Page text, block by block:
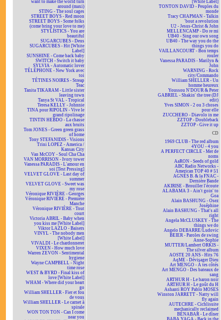
want to make the world turn
around (maxi)
STING - The soul cages
STREET BOYS - Red moon
STREET BOYS - Some folks
(come bring your love to me)
STYLISTICS - You are
beautiful
SUGARCUBES - Deus
SUGARCUBES - Hit [White
Label]
SUNSHINE - Come back baby
SWITCH - Switch it baby
SYLVIA - Automatic lover
TÉLÉPHONE - New York avec
toi
TÉTINES NOIRES - Streap
Teac
Tanita TIKARAM - Little sister
leaving town
Tanya St VAL - Tropical
Teresa KELLY - Johnnie
TINA pour RIPOLIN - Vive le
grand ripolinage
TINTIN HEBDO - La chasse
aux bruits
Tom JONES - Green green grass
of home
Tony STEFANIDIS - Visions
Trini LOPEZ - America /
Kansas City
Van McCOY - Soul Cha Cha
VAN MORRISON - Ivory tower
Vanessa PARADIS - L'amour en
soi [Test Pressing]
VELVET GLOVE - Last day of
summer
VELVET GLOVE - Sweet was
my rose
Véronique RIVIÈRE - Georges
Véronique RIVIÈRE - Première
Manche
Véronique RIVIÈRE - Tout
court
Victoria ABRIL - Baby when
you kiss me [White Label]
Viktor LAZLO - Baisers
VINYL - The nobody men
[White Label]
VIVALDI - Le chardonneret
VIXEN - How much love
Warren ZEVON - Sentimental
hygiene
Wayne CAMPBELL - Night
time rose
WEST & BYRD - Final kiss of
love [White Label]
WHAM - Where did your heart
go
William SHELLER - Fier et fou
de vous
William SHELLER - Le carnet à
spirale
WON TON TON - Can I come
near you
[White Label]
TONTON DAVID - Peuples du
monde
Tracy CHAPMAN - Talkin
'bout a revolution
U2 - Jesus-Christ & John
MELLENCAMP - Do re mi
UB40 - Sing our own song
UB40 - The way you do the
things you do
VAILLANCOURT - Bon temps
rouler
Vanessa PARADIS - Marilyn &
John
WARNING - Rock
city/Commando
William SHELLER - Un
homme heureux
Youssou N'DOUR & Peter
GABRIEL - Shakin' the tree (DJ
edit)
Yves SIMON - 2 ou 3 choses
pour elle
ZUCCHERO - Diavolo in me
ZZTOP - Doubleback
ZZTOP - Give it up
CD
1969 CLUB - The red album
4YOU - 4 you
A PERFECT CIRCLE - Mer de
noms
AaRON - Seeds of gold
ABC Radio Networks -
American TOP 40 # 51
AGNÈS B. & la FNAC -
Dernière Bande
AKIRISE - Brouiller l'écoute
ALABAMA 3 - Ain't goin' to
Goa
Alain BASHUNG - Osez
Joséphine
Alain BASHUNG - That's all
right
Angela McCLUSKEY - The
things we do
Angelo DEBARRE/Ludovic
BEIER - Paroles de swing
Anne-Sophie
MUTTER/Lambert ORKIS -
The silver album
AOSTE 20 ANS - Hits 76
AqME - Dévisager Dieu
Art MENGO - À tes côtés
Art MENGO - Des bateaux de
sang
ARTHUR H - Le baron noir
ARTHUR H - Le goût du H
Ashanti ROY Pablo MOSES
Winston JARRETT - Natty will
fly again
AUTECHRE - Cichlisuite
mechanically reclaimed
BÉNABAR - Le dîner
BABA YAGA - Back in the